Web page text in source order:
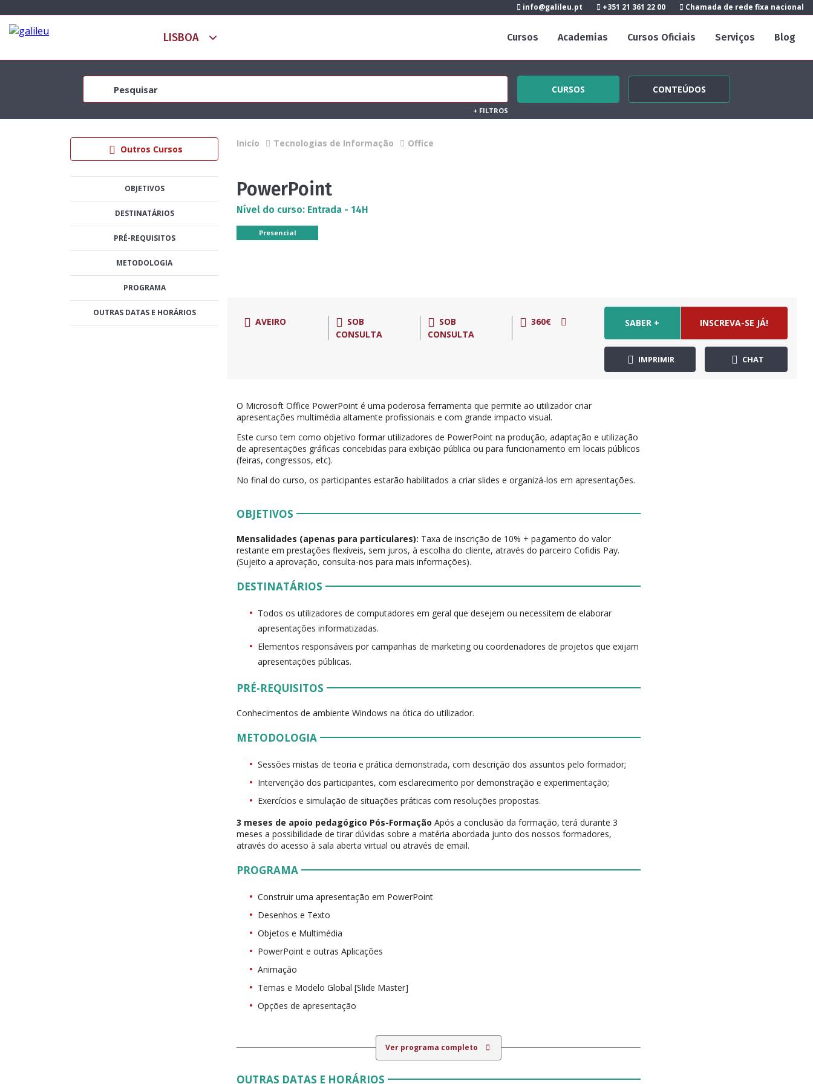
info@galileu.pt +351 21 361 22 00 Chamada de rede fixa nacional
Cursos Academias Cursos Oficiais Serviços Blog
CURSOS CONTEÚDOS
+ FILTROS
Outros Cursos
OBJETIVOS
DESTINATÁRIOS
PRÉ-REQUISITOS
METODOLOGIA
PROGRAMA
OUTRAS DATAS E HORÁRIOS
Inicío Tecnologias de Informação Office
PowerPoint
Nível do curso: Entrada - 14H
Presencial
AVEIRO
SOB
CONSULTA
SOB
CONSULTA
360€ SABER + INSCREVA-SE JÁ!
IMPRIMIR CHAT
O Microsoft Office PowerPoint é uma poderosa ferramenta que permite ao utilizador criar
apresentações multimédia altamente profissionais e com grande impacto visual.
Este curso tem como objetivo formar utilizadores de PowerPoint na produção, adaptação e utilização
de apresentações gráficas concebidas para exibição pública ou para funcionamento em locais públicos
(feiras, congressos, etc).
No final do curso, os participantes estarão habilitados a criar slides e organizá-los em apresentações.
OBJETIVOS
Mensalidades (apenas para particulares): Taxa de inscrição de 10% + pagamento do valor
restante em prestações flexíveis, sem juros, à escolha do cliente, através do parceiro Cofidis Pay.
(Sujeito a aprovação, consulta-nos para mais informações).
DESTINATÁRIOS
Todos os utilizadores de computadores em geral que desejem ou necessitem de elaborar
apresentações informatizadas.
Elementos responsáveis por campanhas de marketing ou coordenadores de projetos que exijam
apresentações públicas.
PRÉ-REQUISITOS
Conhecimentos de ambiente Windows na ótica do utilizador.
METODOLOGIA
Sessões mistas de teoria e prática demonstrada, com descrição dos assuntos pelo formador;
Intervenção dos participantes, com esclarecimento por demonstração e experimentação;
Exercícios e simulação de situações práticas com resoluções propostas.
3 meses de apoio pedagógico Pós-Formação Após a conclusão da formação, terá durante 3
meses a possibilidade de tirar dúvidas sobre a matéria abordada junto dos nossos formadores,
através do acesso à sala aberta virtual ou através de email.
PROGRAMA
Construir uma apresentação em PowerPoint
Desenhos e Texto
Objetos e Multimédia
PowerPoint e outras Aplicações
Animação
Temas e Modelo Global [Slide Master]
Opções de apresentação
Ver programa completo
OUTRAS DATAS E HORÁRIOS